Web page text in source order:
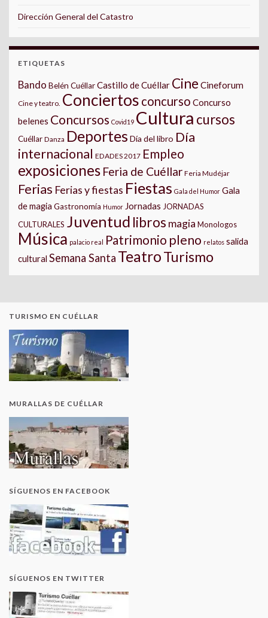
Dirección General del Catastro
ETIQUETAS
Bando Belén CuéllarCastillo de Cuéllar Cine Cineforum
Cine y teatro. Conciertos concurso Concurso
belenes Concursos Covid19 Cultura cursos
Cuéllar Danza Deportes Día del libro Día
internacional EDADES 2017 Empleo
exposiciones Feria de Cuéllar Feria Mudéjar
Ferias Ferias y fiestas Fiestas Gala del Humor Gala
de magia Gastronomía Humor Jornadas JORNADAS
CULTURALES Juventud libros magia Monologos
Música palacio real Patrimonio pleno relatos salida
cultural Semana Santa TeatroTurismo
TURISMO EN CUÉLLAR
MURALLAS DE CUÉLLAR
SÍGUENOS EN FACEBOOK
SÍGUENOS EN TWITTER